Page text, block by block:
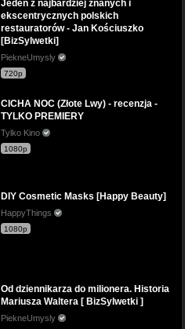
Jeden z najbardziej znanych i
ekscentrycznych polskich
restauratorów - Jan Kościuszko
[BizSylwetki]
PiekneUmysly
720p
CICHA NOC (Złote Lwy) - recenzja -
TYLKO PREMIERY
Tylko Kino
1080p
DIY Cosmetic Masks [Happy Beauty]
HappyThings
1080p
Od dziennikarza do milionera. Historia
Mariusza Waltera [ BizSylwetki ]
PiekneUmysly